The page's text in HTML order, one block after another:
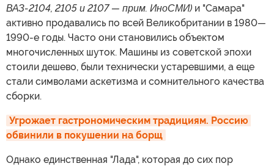
ВАЗ-2104, 2105 и 2107 — прим. ИноСМИ) и "Самара"
активно продавались по всей Великобритании в 1980—
1990-е годы. Часто они становились объектом
многочисленных шуток. Машины из советской эпохи
стоили дешево, были технически устаревшими, а еще
стали символами аскетизма и сомнительного качества
сборки.
Угрожает гастрономическим традициям. Россию
обвинили в покушении на борщ
Однако единственная "Лада", которая до сих пор